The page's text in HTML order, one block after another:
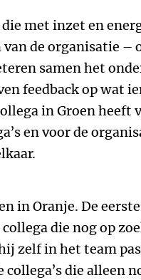
met inzet en
de organisatie –
samen het
feedback op wat
in Groen heeft
en voor de
in Oranje. De
die nog op
zelf in het team
die alleen